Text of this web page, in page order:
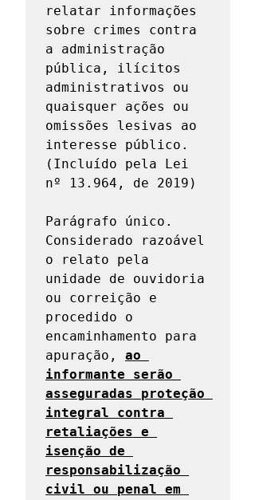
relatar informações
sobre crimes contra
a administração
pública, ilícitos
administrativos ou
quaisquer ações ou
omissões lesivas ao
interesse público.
(Incluído pela Lei
nº 13.964, de 2019)
Parágrafo único.
Considerado razoável
o relato pela
unidade de ouvidoria
ou correição e
procedido o
encaminhamento para
apuração, ao
informante serão
asseguradas proteção
integral contra
retaliações e
isenção de
responsabilização
civil ou penal em